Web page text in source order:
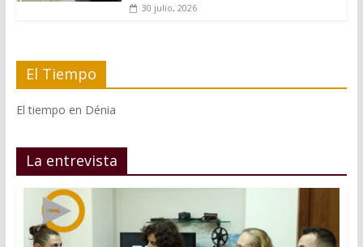
30 julio, 2026
El Tiempo
El tiempo en Dénia
La entrevista